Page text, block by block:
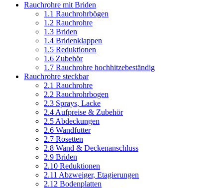
Rauchrohre mit Briden
1.1 Rauchrohrbögen
1.2 Rauchrohre
1.3 Briden
1.4 Bridenklappen
1.5 Reduktionen
1.6 Zubehör
1.7 Rauchrohre hochhitzebeständig
Rauchrohre steckbar
2.1 Rauchrohre
2.2 Rauchrohrbogen
2.3 Sprays, Lacke
2.4 Aufpreise & Zubehör
2.5 Abdeckungen
2.6 Wandfutter
2.7 Rosetten
2.8 Wand & Deckenanschluss
2.9 Briden
2.10 Reduktionen
2.11 Abzweiger, Etagierungen
2.12 Bodenplatten